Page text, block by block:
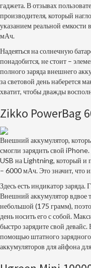
гаджета. В отзывах
производителя, который
указанием реальной
мАч.
Надеяться на солнечную
понадобится, не стоит –
полного заряда внешнего
за световой день наберется
хватит, чтобы дважды
Zikko PowerBag
Внешний аккумулятор,
смогли зарядить свой iPhone.
USB на Lightning, который и
– 6000 мАч. Это значит, что
Здесь есть индикатор
Внешний аккумулятор вдвое
небольшой (175 грамм),
день носить его с собой.
быстро зарядите свой
помощью штатного
аккумуляторов для айфона